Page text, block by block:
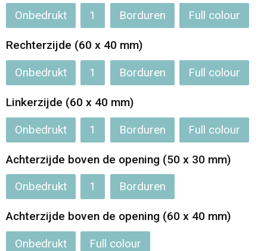
Opvouwbare tassen
Waterbestendige tassen
Bowlingtassen
Strandtassen
Rugzakken
Onbedrukt 1 Borduren Full colour
Rechterzijde (60 x 40 mm)
Onbedrukt 1 Borduren Full colour
Linkerzijde (60 x 40 mm)
Onbedrukt 1 Borduren Full colour
Achterzijde boven de opening (50 x 30 mm)
Onbedrukt 1 Borduren
Achterzijde boven de opening (60 x 40 mm)
Onbedrukt Full colour